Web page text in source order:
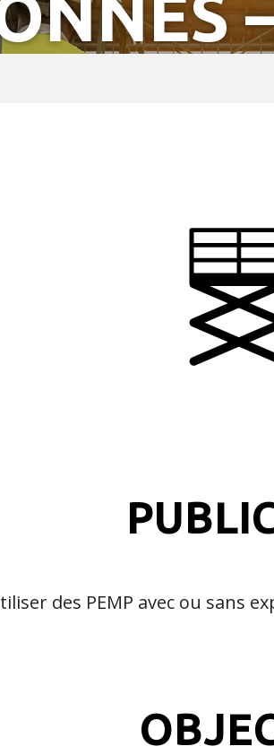
des PEMP avec ou sans